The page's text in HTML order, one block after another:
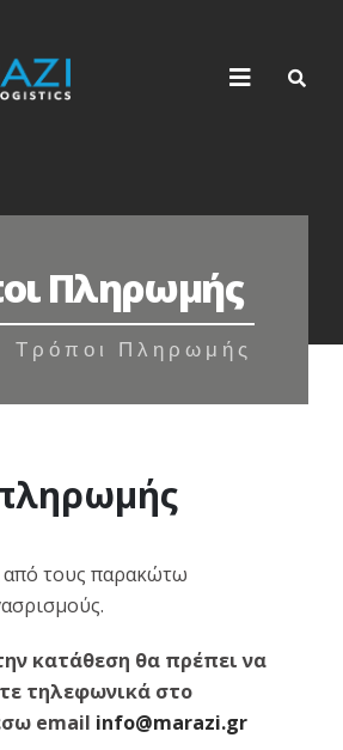
Πληρωμής
Τρόποι Πληρωμής
από τους παρακώτω
κατάθεση θα πρέπει να
τηλεφωνικά στο
email info@marazi.gr